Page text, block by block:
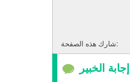
شارك هذه الصفحة: